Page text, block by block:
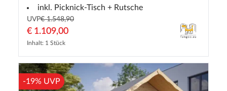
inkl. Picknick-Tisch + Rutsche
UVP€ 1.548,90
€ 1.109,00
Inhalt: 1 Stück
-19% UVP